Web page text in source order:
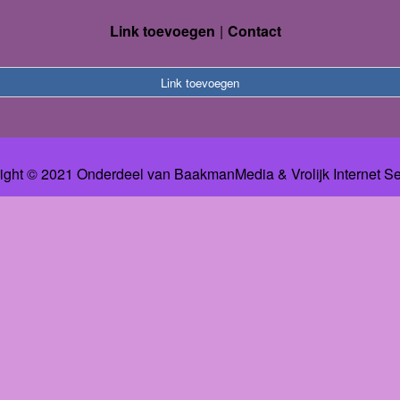
Link toevoegen Contact
Link toevoegen
© 2021 Onderdeel van BaakmanMedia& Vrolijk Internet